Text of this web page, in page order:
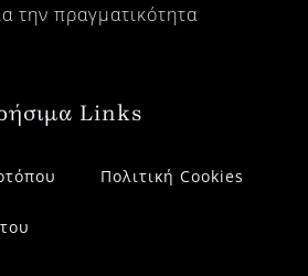
την πραγματικότητα
Links
Πολιτική Cookies